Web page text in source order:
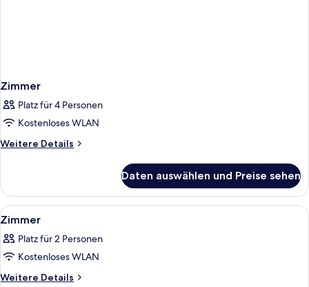
Zimmer
Platz für 4 Personen
Kostenloses WLAN
Weitere Details
Weitere
Daten auswählen und Preise sehen
Alle
Fotos
für
Zimmer
anzeigen
Zimmersafe, laptopgeeigneter
2
Zimmer
Platz für 2 Personen
Kostenloses WLAN
Weitere Details
Weitere